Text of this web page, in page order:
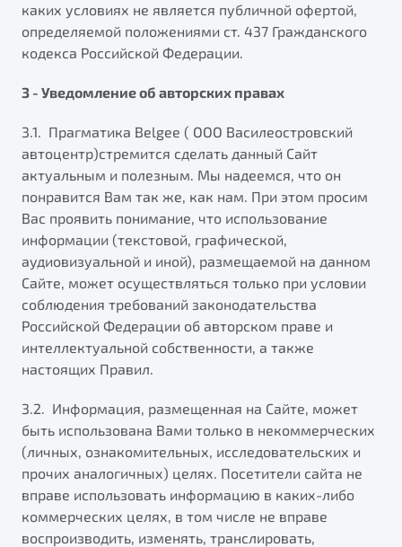
каких условиях не является публичной офертой,
определяемой положениями ст. 437 Гражданского
кодекса Российской Федерации.
3 - Уведомление об авторских правах
3.1. Прагматика Belgee ( ООО Василеостровский
автоцентр)стремится сделать данный Сайт
актуальным и полезным. Мы надеемся, что он
понравится Вам так же, как нам. При этом просим
Вас проявить понимание, что использование
информации (текстовой, графической,
аудиовизуальной и иной), размещаемой на данном
Сайте, может осуществляться только при условии
соблюдения требований законодательства
Российской Федерации об авторском праве и
интеллектуальной собственности, а также
настоящих Правил.
3.2. Информация, размещенная на Сайте, может
быть использована Вами только в некоммерческих
(личных, ознакомительных, исследовательских и
прочих аналогичных) целях. Посетители сайта не
вправе использовать информацию в каких-либо
коммерческих целях, в том числе не вправе
воспроизводить, изменять, транслировать,